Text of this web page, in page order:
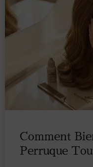
Comment
Perruque